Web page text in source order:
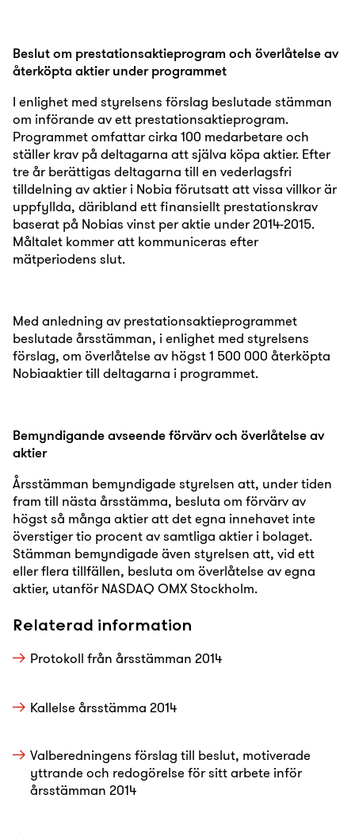
Beslut om prestationsaktieprogram och överlåtelse av
återköpta aktier under programmet
I enlighet med styrelsens förslag beslutade stämman
om införande av ett prestationsaktieprogram.
Programmet omfattar cirka 100 medarbetare och
ställer krav på deltagarna att själva köpa aktier. Efter
tre år berättigas deltagarna till en vederlagsfri
tilldelning av aktier i Nobia förutsatt att vissa villkor är
uppfyllda, däribland ett finansiellt prestationskrav
baserat på Nobias vinst per aktie under 2014-2015.
Måltalet kommer att kommuniceras efter
mätperiodens slut.
Med anledning av prestationsaktieprogrammet
beslutade årsstämman, i enlighet med styrelsens
förslag, om överlåtelse av högst 1 500 000 återköpta
Nobiaaktier till deltagarna i programmet.
Bemyndigande avseende förvärv och överlåtelse av
aktier
Årsstämman bemyndigade styrelsen att, under tiden
fram till nästa årsstämma, besluta om förvärv av
högst så många aktier att det egna innehavet inte
överstiger tio procent av samtliga aktier i bolaget.
Stämman bemyndigade även styrelsen att, vid ett
eller flera tillfällen, besluta om överlåtelse av egna
aktier, utanför NASDAQ OMX Stockholm.
Relaterad information
Protokoll från årsstämman 2014
Kallelse årsstämma 2014
Valberedningens förslag till beslut, motiverade
yttrande och redogörelse för sitt arbete inför
årsstämman 2014